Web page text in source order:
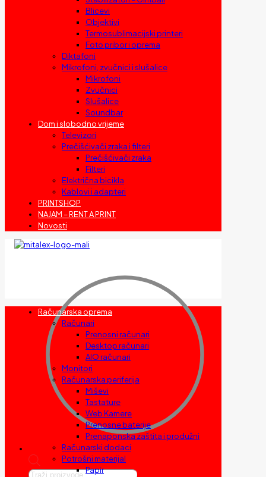
Blicevi
Objektivi
Termosublimacijski printeri
Foto pribor i oprema
Diktafoni
Mikrofoni, zvučnici i slušalice
Mikrofoni
Zvučnici
Slušalice
Soundbar
Dom i slobodno vrijeme
Televizori
Prečišćivači zraka i filteri
Prečišćivači zraka
Filteri
Električna bicikla
Kablovi i adapteri
PRINTSHOP
NAJAM – RENT A PRINT
Novosti
Products
Računarska oprema
Računari
Prenosni računari
Desktop računari
AIO računari
Monitori
Računarska periferija
Miševi
Tastature
Web Kamere
Prenosne baterije
Prenaponska zaštita i produžni
Računarski dodaci
Potrošni materijal
Papir